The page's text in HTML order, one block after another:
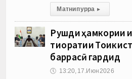
Матни пурра ▸
Рушди ҳамкории
тиҷоратии
баррасӣ гардид
🕔 13:20, 17.Июн 2026